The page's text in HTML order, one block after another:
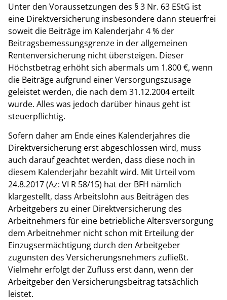
Unter den Voraussetzungen des § 3 Nr. 63 EStG ist
eine Direktversicherung insbesondere dann steuerfrei
soweit die Beiträge im Kalenderjahr 4 % der
Beitragsbemessungsgrenze in der allgemeinen
Rentenversicherung nicht übersteigen. Dieser
Höchstbetrag erhöht sich abermals um 1.800 €, wenn
die Beiträge aufgrund einer Versorgungszusage
geleistet werden, die nach dem 31.12.2004 erteilt
wurde. Alles was jedoch darüber hinaus geht ist
steuerpflichtig.
Sofern daher am Ende eines Kalenderjahres die
Direktversicherung erst abgeschlossen wird, muss
auch darauf geachtet werden, dass diese noch in
diesem Kalenderjahr bezahlt wird. Mit Urteil vom
24.8.2017 (Az: VI R 58/15) hat der BFH nämlich
klargestellt, dass Arbeitslohn aus Beiträgen des
Arbeitgebers zu einer Direktversicherung des
Arbeitnehmers für eine betriebliche Altersversorgung
dem Arbeitnehmer nicht schon mit Erteilung der
Einzugsermächtigung durch den Arbeitgeber
zugunsten des Versicherungsnehmers zufließt.
Vielmehr erfolgt der Zufluss erst dann, wenn der
Arbeitgeber den Versicherungsbeitrag tatsächlich
leistet.